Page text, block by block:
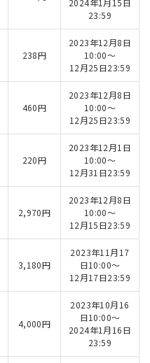
2024年1月15日
23:59
238円
2023年12月8日
10:00～
12月25日23:59
460円
2023年12月8日
10:00～
12月25日23:59
220円
2023年12月1日
10:00～
12月31日23:59
2,970円
2023年12月8日
10:00～
12月15日23:59
3,180円
2023年11月17
日10:00～
12月17日23:59
4,000円
2023年10月16
日10:00～
2024年1月16日
23:59